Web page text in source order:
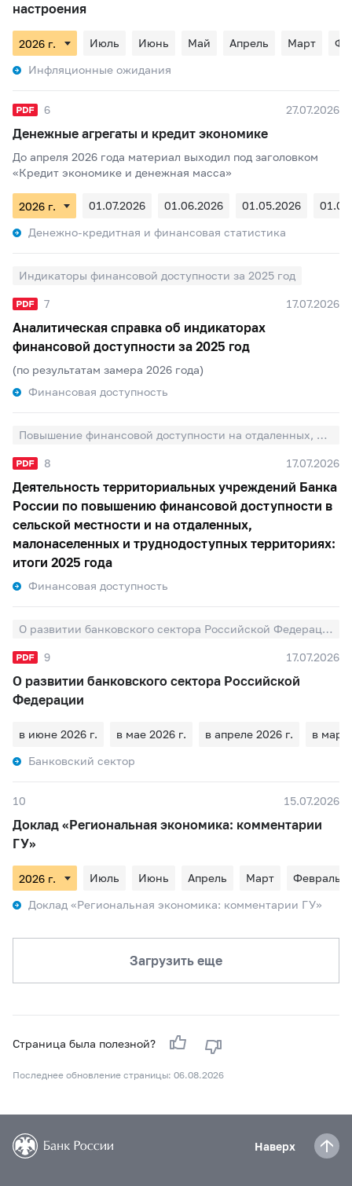
настроения
Июль Июнь Май Апрель Март
Инфляционные ожидания
6 27.07.2026
Денежные агрегаты и кредит экономике
До апреля 2026 года материал выходил под заголовком
«Кредит экономике и денежная масса»
01.07.2026 01.06.2026 01.05.2026
Денежно-кредитная и финансовая статистика
Индикаторы финансовой доступности за 2025 год
7 17.07.2026
Аналитическая справка об индикаторах
финансовой доступности за 2025 год
(по результатам замера 2026 года)
Финансовая доступность
Повышение финансовой доступности на отдаленных, малонаселенных и труднодоступных территориях
8 17.07.2026
Деятельность территориальных учреждений Банка
России по повышению финансовой доступности в
сельской местности и на отдаленных,
малонаселенных и труднодоступных территориях:
итоги 2025 года
Финансовая доступность
О развитии банковского сектора Российской Федерации
9 17.07.2026
О развитии банковского сектора Российской
Федерации
в июне 2026 г. в мае 2026 г. в апреле 2026 г.
в
Банковский сектор
10 15.07.2026
Доклад «Региональная экономика: комментарии
ГУ»
Июль Июнь Апрель Март
Февраль
Доклад «Региональная экономика: комментарии ГУ»
Загрузить еще
Страница была полезной?
Последнее обновление страницы: 06.08.2026
Наверх